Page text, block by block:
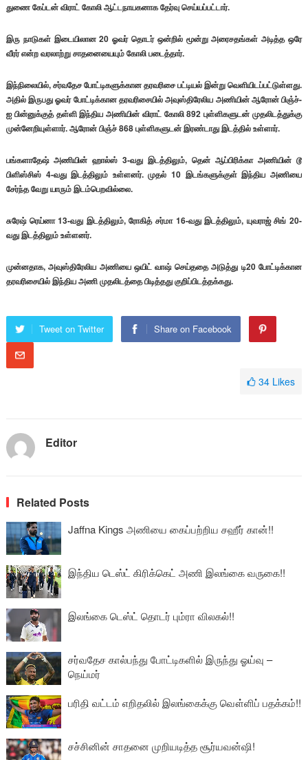
துணை கேப்டன் விராட் கோலி ஆட்டநாயகனாக தேர்வு செய்யப்பட்டார்.
இரு நாடுகள் இடையிலான 20 ஓவர் தொடர் ஒன்றில் மூன்று அரைசதங்கள் அடித்த ஒரே
வீரர் என்ற வரலாற்று சாதனையையும் கோலி படைத்தார்.
இந்நிலையில், சர்வதேச போட்டிகளுக்கான தரவரிசை பட்டியல் இன்று வெளியிடப்பட்டுள்ளது.
அதில் இருபது ஓவர் போட்டிக்கான தரவரிசையில் அவுஸ்திரேலிய அணியின் ஆரோன் பிஞ்ச்-
ஐ பின்னுக்குத் தள்ளி இந்திய அணியின் விராட் கோலி 892 புள்ளிகளுடன் முதலிடத்துக்கு
முன்னேறியுள்ளார். ஆரோன் பிஞ்ச் 868 புள்ளிகளுடன் இரண்டாது இடத்தில் உள்ளார்.
பங்களாதேஷ் அணியின் ஹால்ஸ் 3-வது இடத்திலும், தென் ஆப்பிரிக்கா அணியின் டூ
பிளிஸ்சிஸ் 4-வது இடத்திலும் உள்ளனர். முதல் 10 இடங்களுக்குள் இந்திய அணியை
சேர்ந்த வேறு யாரும் இடம்பெறவில்லை.
சுரேஷ் ரெய்னா 13-வது இடத்திலும், ரோகித் சர்மா 16-வது இடத்திலும், யுவராஜ் சிங் 20-
வது இடத்திலும் உள்ளனர்.
முன்னதாக, அவுஸ்திரேலிய அணியை ஒயிட் வாஷ் செய்ததை அடுத்து டி20 போட்டிக்கான
தரவரிசையில் இந்திய அணி முதலிடத்தை பிடித்தது குறிப்பிடத்தக்கது.
Tweet on Twitter Share on Facebook
34 Likes
Editor
Related Posts
Jaffna Kings அணியை கைப்பற்றிய சஹீர் கான்!!
இந்திய டெஸ்ட் கிரிக்கெட் அணி இலங்கை வருகை!!
இலங்கை டெஸ்ட் தொடர் பும்ரா விலகல்!!
சர்வதேச கால்பந்து போட்டிகளில் இருந்து ஓய்வு –
நெய்மர்
பரிதி வட்டம் எறிதலில் இலங்கைக்கு வௌ்ளிப் பதக்கம்!!
சச்சினின் சாதனை முறியடித்த சூர்யவன்ஷி!